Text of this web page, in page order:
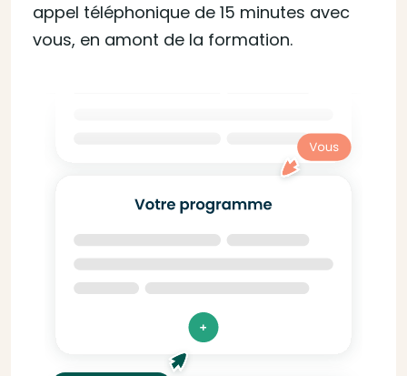
appel téléphonique de 15 minutes avec
vous, en amont de la formation.